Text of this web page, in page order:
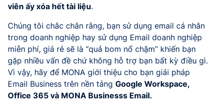
viên ấy xóa hết tài liệu.
Chúng tôi chắc chắn rằng, bạn sử dụng email cá nhân
trong doanh nghiệp hay sử dụng Email doanh nghiệp
miễn phí, giá rẻ sẽ là “quả bom nổ chậm” khiến bạn
gặp nhiều vấn đề chứ không hỗ trợ bạn bất kỳ điều gì.
Vì vậy, hãy để MONA giới thiệu cho bạn giải pháp
Email Business trên nền tảng Google Workspace,
Office 365 và MONA Businesss Email.